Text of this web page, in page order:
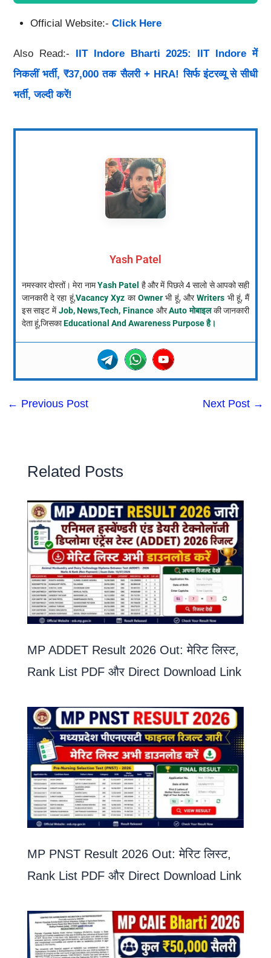
Official Website:- Click Here
Also Read:- IIT Indore Bharti 2025: IIT Indore में
निकलीं भर्ती, ₹37,000 तक सैलरी + HRA! सिर्फ इंटरव्यू से सीधी
भर्ती, जल्दी करें!
Yash Patel
नमस्कार दोस्तों। मेरा नामYash Patel है और में पिछले 4 सालो से आपको सही
जानकारी दे रहा हूं,Vacancy Xyz काOwnerभी हूं, औरWriters भी हूं, मैं
इस साइट मेंJob, News,Tech, Finance औरAuto मोबाइलकी जानकारी
देता हूं,जिसकाEducational And Awareness Purpose है।
← Previous Post Next Post →
Related Posts
MP ADDET Result 2026 Out: मेरिट लिस्ट,
Rank List PDF और Direct Download Link
MP PNST Result 2026 Out: मेरिट लिस्ट,
Rank List PDF और Direct Download Link